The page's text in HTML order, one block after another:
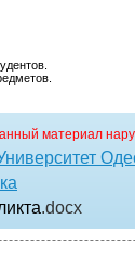
материал
.docx